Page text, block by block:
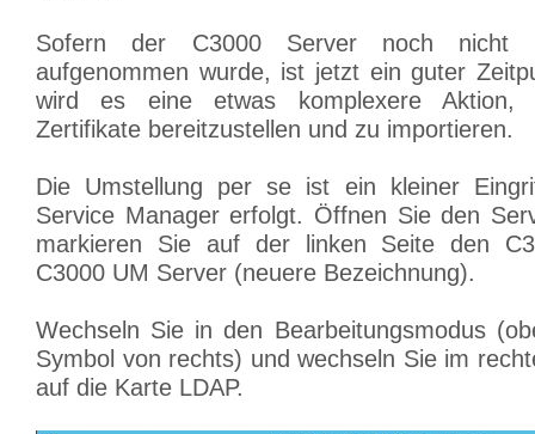
Sofern der C3000 Server noch nicht
aufgenommen wurde, ist jetzt ein guter
wird es eine etwas komplexere Aktion,
Zertifikate bereitzustellen und zu importieren.
Die Umstellung per se ist ein kleiner
Service Manager erfolgt. Öffnen Sie den
markieren Sie auf der linken Seite den
C3000 UM Server (neuere Bezeichnung).
Wechseln Sie in den Bearbeitungsmodus
Symbol von rechts) und wechseln Sie im
auf die Karte LDAP.